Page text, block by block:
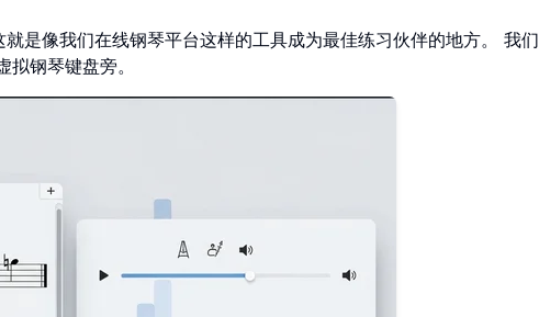
是像我们在线钢琴平台这样的工具成为最佳练习伙伴的地方。 我们
钢琴键盘旁。